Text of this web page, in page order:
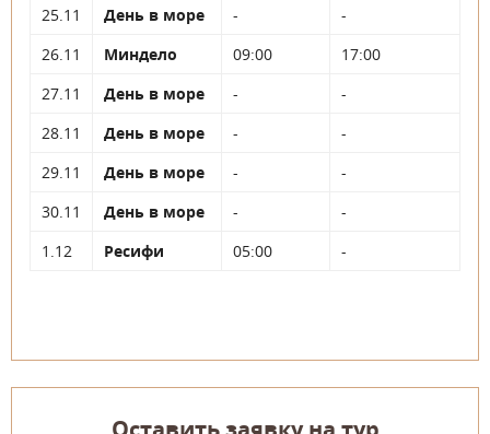
25.11
День в море -
-
26.11
Миндело 09:00
17:00
27.11
День в море -
-
28.11
День в море -
-
29.11
День в море -
-
30.11
День в море -
-
1.12
Ресифи 05:00 -